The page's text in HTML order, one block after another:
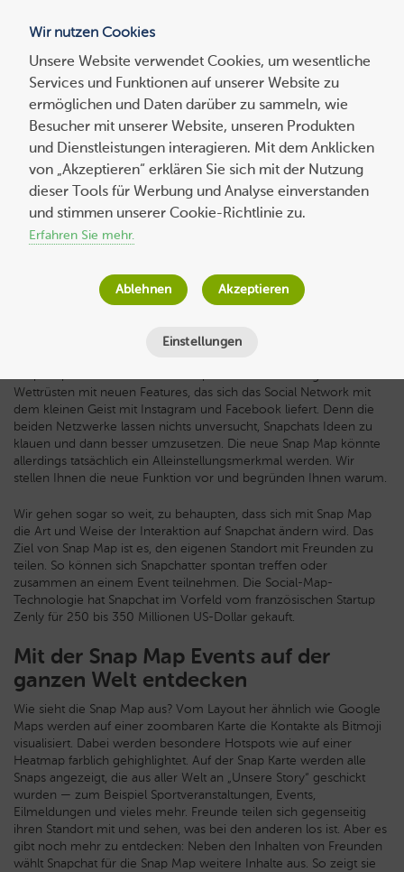
Suchen
nach:
Kennen Sie schon die Snap Map?
Minuten
Wettrüsten mit neuen Features, das sich das Social Network mit
dem kleinen Geist mit Instagram und Facebook liefert. Denn die
beiden Netzwerke lassen nichts unversucht, Snapchats Ideen zu
klauen und dann besser umzusetzen. Die neue Snap Map könnte
allerdings tatsächlich ein Alleinstellungsmerkmal werden. Wir
stellen Ihnen die neue Funktion vor und begründen Ihnen warum.
Wir gehen sogar so weit, zu behaupten, dass sich mit Snap Map
die Art und Weise der Interaktion auf Snapchat ändern wird. Das
Ziel von Snap Map ist es, den eigenen Standort mit Freunden zu
teilen. So können sich Snapchatter spontan treffen oder
zusammen an einem Event teilnehmen. Die Social-Map-
Technologie hat Snapchat im Vorfeld vom französischen Startup
Zenly für 250 bis 350 Millionen US-Dollar gekauft.
Mit der Snap Map Events auf der
ganzen Welt entdecken
Wie sieht die Snap Map aus? Vom Layout her ähnlich wie Google
Maps werden auf einer zoombaren Karte die Kontakte als Bitmoji
visualisiert. Dabei werden besondere Hotspots wie auf einer
Heatmap farblich gehighlightet. Auf der Snap Karte werden alle
Snaps angezeigt, die aus aller Welt an „Unsere Story“ geschickt
wurden — zum Beispiel Sportveranstaltungen, Events,
Eilmeldungen und vieles mehr. Freunde teilen sich gegenseitig
ihren Standort mit und sehen, was bei den anderen los ist. Aber es
gibt noch mehr zu entdecken: Neben den Inhalten von Freunden
wählt Snapchat für die Snap Map weitere Inhalte aus. So zeigt sie
Wir nutzen Cookies
Unsere Website verwendet Cookies, um wesentliche
Services und Funktionen auf unserer Website zu
ermöglichen und Daten darüber zu sammeln, wie
Besucher mit unserer Website, unseren Produkten
und Dienstleistungen interagieren. Mit dem Anklicken
von „Akzeptieren“ erklären Sie sich mit der Nutzung
dieser Tools für Werbung und Analyse einverstanden
und stimmen unserer Cookie-Richtlinie zu.
Erfahren Sie mehr.
Einstellungen
Ablehnen Akzeptieren